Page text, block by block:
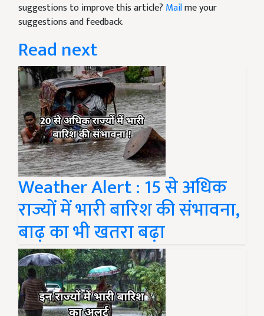
suggestions to improve this article? Mailme your
suggestions and feedback.
Read next
Weather Alert : 15 से अधिक
राज्यों में भारी बारिश की संभावना,
बाढ़ का भी खतरा बढ़ा